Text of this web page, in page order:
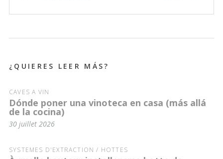
¿QUIERES LEER MÁS?
CAVES À VIN
Dónde poner una vinoteca en casa (más allá
de la cocina)
30 juillet 2026
SYSTÈMES D'EXTRACTION / HOTTES